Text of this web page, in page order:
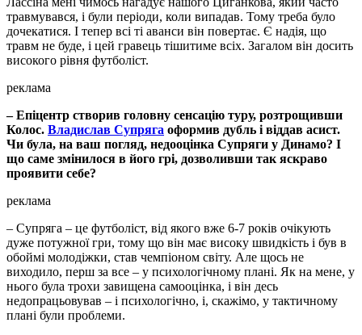
травмувався, і були періоди, коли випадав. Тому треба було
дочекатися. І тепер всі ті аванси він повертає. Є надія, що
травм не буде, і цей гравець тішитиме всіх. Загалом він досить
високого рівня футболіст.
реклама
– Епіцентр створив головну сенсацію туру, розтрощивши
Колос. Владислав Супряга оформив дубль і віддав асист.
Чи була, на ваш погляд, недооцінка Супряги у Динамо? І
що саме змінилося в його грі, дозволивши так яскраво
проявити себе?
реклама
– Супряга – це футболіст, від якого вже 6-7 років очікують
дуже потужної гри, тому що він має високу швидкість і був в
обоймі молодіжки, став чемпіоном світу. Але щось не
виходило, перш за все – у психологічному плані. Як на мене, у
нього була трохи завищена самооцінка, і він десь
недопрацьовував – і психологічно, і, скажімо, у тактичному
плані були проблеми.